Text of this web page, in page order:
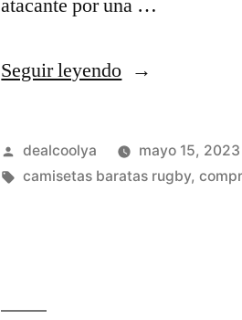
atacante por una …
Seguir leyendo«camiseta
futbol»
Publicado
por
dealcoolya mayo 15, 2023
Etiquetas:
camisetas baratas rugby,